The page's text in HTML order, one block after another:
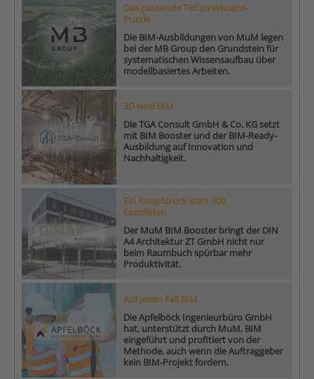
Das passende Teil im Wissens-
Puzzle
Die BIM-Ausbildungen von MuM legen
bei der MB Group den Grundstein für
systematischen Wissensaufbau über
modellbasiertes Arbeiten.
3D wird BIM
Die TGA Consult GmbH & Co. KG setzt
mit BIM Booster und der BIM-Ready-
Ausbildung auf Innovation und
Nachhaltigkeit.
Ein Knopfdruck statt 300
Excellisten
Der MuM BIM Booster bringt der DIN
A4 Architektur ZT GmbH nicht nur
beim Raumbuch spürbar mehr
Produktivität.
Auf jeden Fall BIM
Die Apfelböck Ingenieurbüro GmbH
hat, unterstützt durch MuM, BIM
eingeführt und profitiert von der
Methode, auch wenn die Auftraggeber
kein BIM-Projekt fordern.